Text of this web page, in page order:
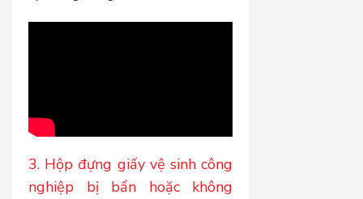
3. Hộp đựng giấy vệ sinh công
nghiệp bị bẩn hoặc không